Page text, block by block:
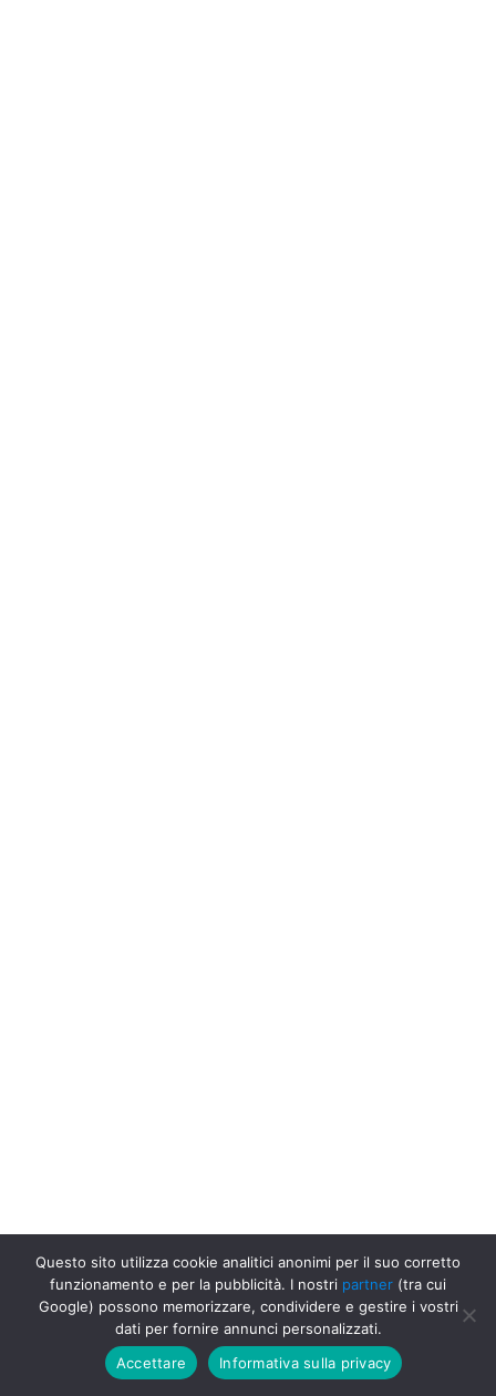
Uffici Postali in Italia Uffici Postali a Salerno
Ufficio Postale Poste
Italiane, Provincia di Salerno, Salerno
Questo sito utilizza cookie analitici anonimi per il suo corretto
funzionamento e per la pubblicità. I nostri partner (tra cui
Google) possono memorizzare, condividere e gestire i vostri
dati per fornire annunci personalizzati.
Accettare
Informativa sulla privacy